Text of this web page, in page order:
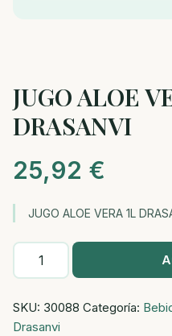
JUGO ALOE
DRASANVI
25,92 €
JUGO ALOE VERA 1L
JUGO
ALOE
1L
DRASANVI
SKU: 30088 Categoría:
Drasanvi